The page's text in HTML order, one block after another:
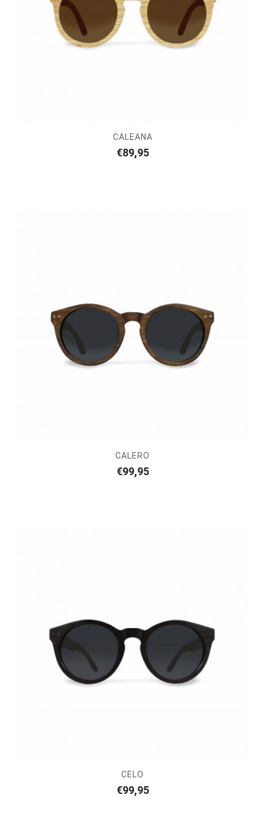
CALEANA
€89,95
CALERO
€99,95
CELO
€99,95